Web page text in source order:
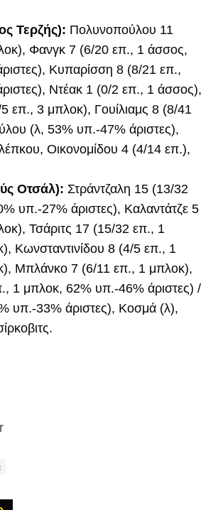
Τερζής): Πολυνοπούλου 11
Φανγκ 7 (6/20 επ., 1 άσσος,
Κυπαρίσση 8 (8/21 επ.,
Ντέακ 1 (0/2 επ., 1 άσσος),
επ., 3 μπλοκ), Γουίλιαμς 8 (8/41
(λ, 53% υπ.-47% άριστες),
Οικονομίδου 4 (4/14 επ.),
Οτσάλ): Στράντζαλη 15 (13/32
υπ.-27% άριστες), Καλαντάτζε 5
Τσάριτς 17 (15/32 επ., 1
Κωνσταντινίδου 8 (4/5 επ., 1
Μπλάνκο 7 (6/11 επ., 1 μπλοκ),
1 μπλοκ, 62% υπ.-46% άριστες) /
υπ.-33% άριστες), Κοσμά (λ),